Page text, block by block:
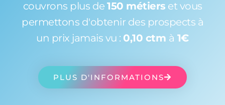
couvrons plus de 150 métiers et vous
permettons d'obtenir des prospects à
un prix jamais vu : 0,10 ctm à 1€
PLUS D'INFORMATIONS